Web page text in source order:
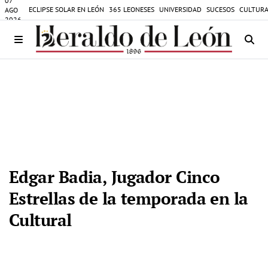
AGO
2026
ECLIPSE SOLAR EN LEÓN 365 LEONESES UNIVERSIDAD SUCESOS
Edgar Badia, Jugador Cinco
Estrellas de la temporada en la
Cultural